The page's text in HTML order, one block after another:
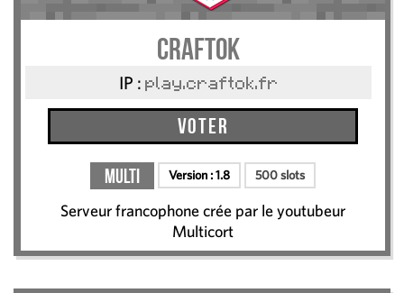
CRAFTOK
IP : play.craftok.fr
Voter
Multi Version :1.8 500 slots
Serveur francophone crée par le youtubeur
Multicort